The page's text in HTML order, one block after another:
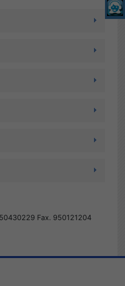
Fax. 950121204